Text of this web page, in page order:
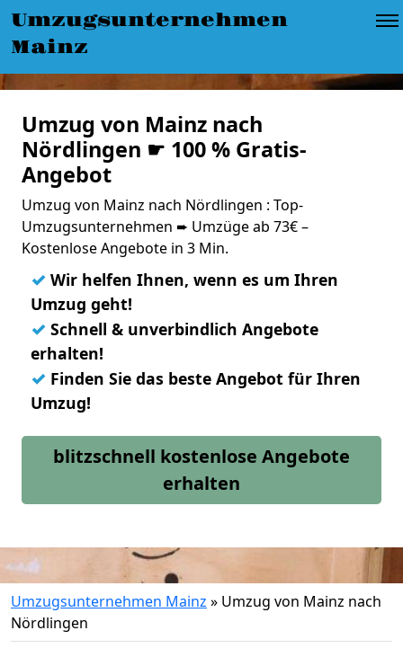
Umzugsunternehmen
Mainz
Umzug von Mainz nach
Nördlingen ☛ 100 % Gratis-
Angebot
Umzug von Mainz nach Nördlingen : Top-
Umzugsunternehmen ➨ Umzüge ab 73€ –
Kostenlose Angebote in 3 Min.
✓ Wir helfen Ihnen, wenn es um Ihren
Umzug geht!
✓ Schnell & unverbindlich Angebote
erhalten!
✓ Finden Sie das beste Angebot für Ihren
Umzug!
blitzschnell kostenlose Angebote
erhalten
Umzugsunternehmen Mainz » Umzug von Mainz nach
Nördlingen